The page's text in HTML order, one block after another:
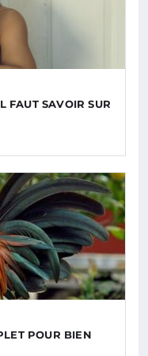
FAUT SAVOIR SUR
POUR BIEN